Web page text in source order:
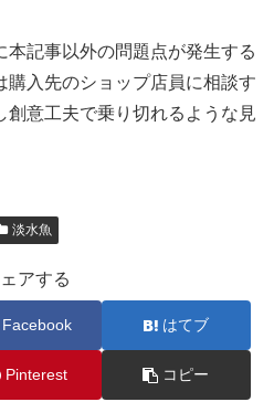
本記事以外の問題点が発生する
購入先のショップ店員に相談す
創意工夫で乗り切れるような見
淡水魚
アする
Facebook はてブ
Pinterest コピー